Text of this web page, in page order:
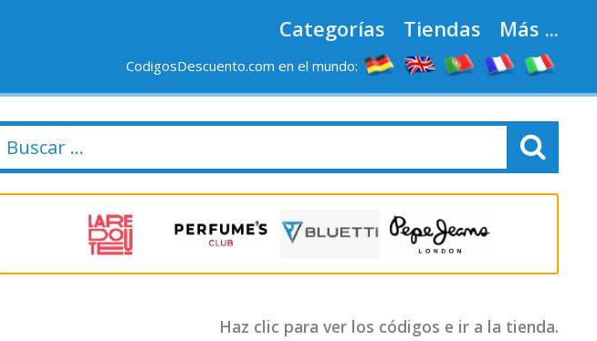
Categorías Tiendas Más ...
CodigosDescuento.com en el mundo:
NUEVAS TIENDAS
Haz clic para ver los códigos e ir a la tienda.